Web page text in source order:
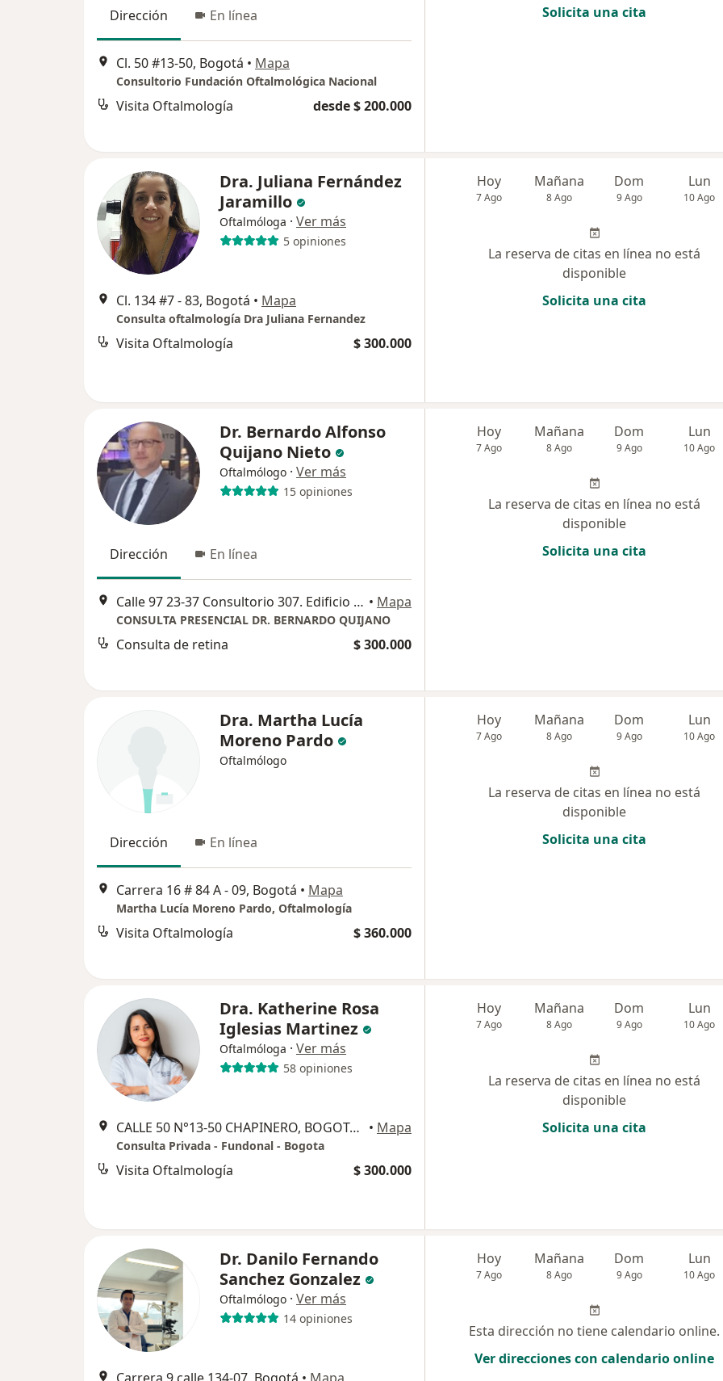
Dirección En línea
Cl. 50 #13-50, Bogotá • Mapa
Consultorio Fundación Oftalmológica Nacional
Visita Oftalmología desde $ 200.000
Solicita una cita
Dra. Juliana Fernández
Jaramillo
Oftalmóloga · Ver más
5 opiniones
Cl. 134 #7 - 83, Bogotá • Mapa
Consulta oftalmología Dra Juliana Fernandez
Visita Oftalmología $ 300.000
Hoy
7 Ago
Mañana
8 Ago
Dom
9 Ago
Lun
10 Ago
La reserva de citas en línea no está
disponible
Solicita una cita
Dr. Bernardo Alfonso
Quijano Nieto
Oftalmólogo · Ver más
15 opiniones
Dirección En línea
Calle 97 23-37 Consultorio 307. Edificio Dali, Bogotá • Mapa
CONSULTA PRESENCIAL DR. BERNARDO QUIJANO
Consulta de retina $ 300.000
Hoy
7 Ago
Mañana
8 Ago
Dom
9 Ago
Lun
10 Ago
La reserva de citas en línea no está
disponible
Solicita una cita
Dra. Martha Lucía
Moreno Pardo
Oftalmólogo
Dirección En línea
Carrera 16 # 84 A - 09, Bogotá • Mapa
Martha Lucía Moreno Pardo, Oftalmología
Visita Oftalmología $ 360.000
Hoy
7 Ago
Mañana
8 Ago
Dom
9 Ago
Lun
10 Ago
La reserva de citas en línea no está
disponible
Solicita una cita
Dra. Katherine Rosa
Iglesias Martinez
Oftalmóloga · Ver más
58 opiniones
CALLE 50 N°13-50 CHAPINERO, BOGOTA COLOMBIA, Bogotá • Mapa
Consulta Privada - Fundonal - Bogota
Visita Oftalmología $ 300.000
Hoy
7 Ago
Mañana
8 Ago
Dom
9 Ago
Lun
10 Ago
La reserva de citas en línea no está
disponible
Solicita una cita
Dr. Danilo Fernando
Sanchez Gonzalez
Oftalmólogo · Ver más
14 opiniones
Hoy
7 Ago
Mañana
8 Ago
Dom
9 Ago
Lun
10 Ago
Esta dirección no tiene calendario online.
Ver direcciones con calendario online